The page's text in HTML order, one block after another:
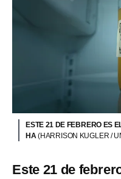
ESTE 21 DE FEBRERO ES
HA(HARRISON KUGLER /
Este 21 de